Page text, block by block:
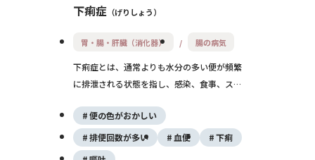
下痢症 げりしょう
胃・腸・肝臓（消化器） 腸の病気
下痢症とは、通常よりも水分の多い便が頻繁
に排泄される状態を指し、感染、食事、スト
こります。急性と慢性に分けられ、原因に応
じた対症療法や根本治療が必要です。特に高
齢者や乳幼児では脱水に注意が必要です。
便の色がおかしい
排便回数が多い
血便
下痢